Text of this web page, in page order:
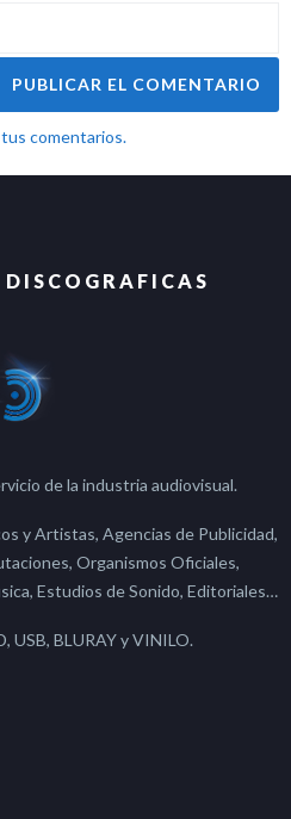
comentarios.
de la industria audiovisual.
y Artistas, Agencias de Publicidad,
Organismos Oficiales,
Estudios de Sonido, Editoriales…
USB, BLURAY y VINILO.